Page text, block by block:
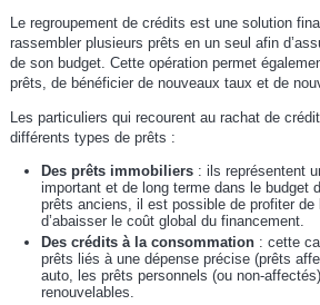
Le regroupement de crédits est une solution
rassembler plusieurs prêts en un seul afin
de son budget. Cette opération permet
prêts, de bénéficier de nouveaux taux et de
Les particuliers qui recourent au rachat de
différents types de prêts :
Des prêts immobiliers: ils représentent
important et de long terme dans le budget
prêts anciens, il est possible de profiter
d’abaisser le coût global du financement.
Des crédits à la consommation: cette
prêts liés à une dépense précise (prêts
auto, les prêts personnels (ou non-
renouvelables.